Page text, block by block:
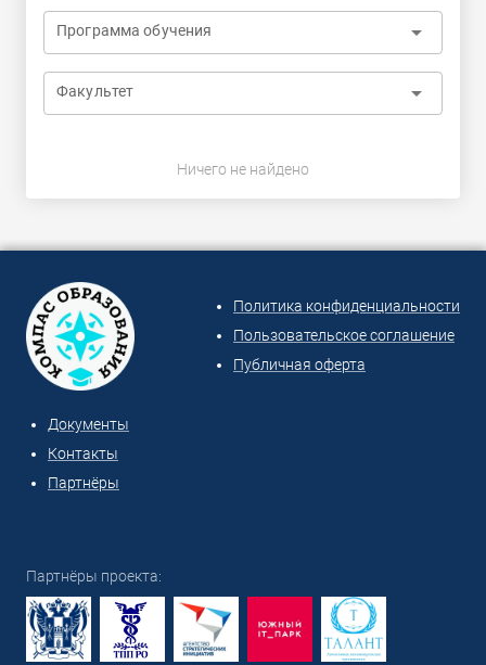
Программа обучения arrow_drop_down
Факультет arrow_drop_down
Ничего не найдено
Политика конфиденциальности
Пользовательское соглашение
Публичная оферта
Документы
Контакты
Партнёры
Партнёры проекта: